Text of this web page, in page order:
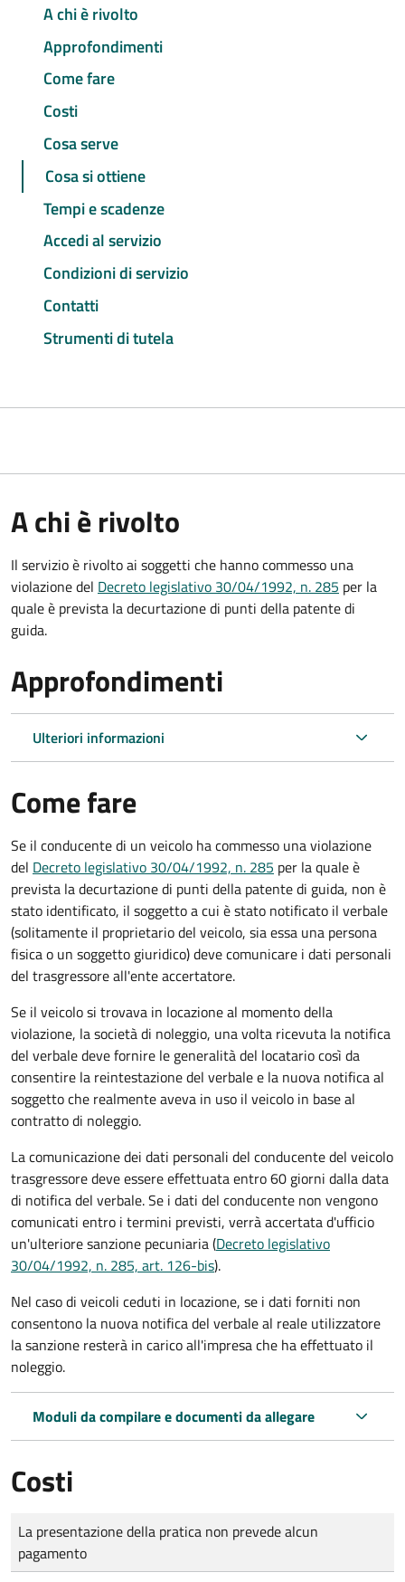
A chi è rivolto
Approfondimenti
Come fare
Costi
Cosa serve
Cosa si ottiene
Tempi e scadenze
Accedi al servizio
Condizioni di servizio
Contatti
Strumenti di tutela
A chi è rivolto
Il servizio è rivolto ai soggetti che hanno commesso una
violazione del Decreto legislativo 30/04/1992, n. 285 per la
quale è prevista la decurtazione di punti della patente di
guida.
Approfondimenti
Ulteriori informazioni
Come fare
Se il conducente di un veicolo ha commesso una violazione
del Decreto legislativo 30/04/1992, n. 285 per la quale è
prevista la decurtazione di punti della patente di guida, non è
stato identificato, il soggetto a cui è stato notificato il verbale
(solitamente il proprietario del veicolo, sia essa una persona
fisica o un soggetto giuridico) deve comunicare i dati personali
del trasgressore all'ente accertatore.
Se il veicolo si trovava in locazione al momento della
violazione, la società di noleggio, una volta ricevuta la notifica
del verbale deve fornire le generalità del locatario così da
consentire la reintestazione del verbale e la nuova notifica al
soggetto che realmente aveva in uso il veicolo in base al
contratto di noleggio.
La comunicazione dei dati personali del conducente del veicolo
trasgressore deve essere effettuata entro 60 giorni dalla data
di notifica del verbale.Se i dati del conducente non vengono
comunicati entro i termini previsti, verrà accertata d'ufficio
un'ulteriore sanzione pecuniaria (Decreto legislativo
30/04/1992, n. 285, art. 126-bis).
Nel caso di veicoli ceduti in locazione, se i dati forniti non
consentono la nuova notifica del verbale al reale utilizzatore
la sanzione resterà in carico all'impresa che ha effettuato il
noleggio.
Moduli da compilare e documenti da allegare
Costi
Tipo di pagamento
Importo
La presentazione della pratica non prevede alcun
pagamento